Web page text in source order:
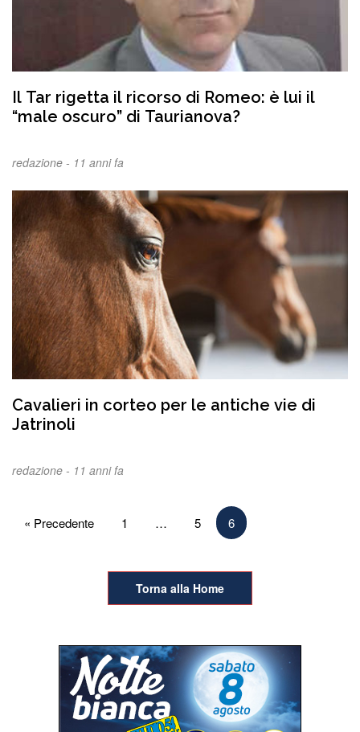
Il Tar rigetta il ricorso di Romeo: è lui il
“male oscuro” di Taurianova?
redazione - 11 anni fa
Cavalieri in corteo per le antiche vie di
Jatrinoli
redazione - 11 anni fa
Paginazione
« Precedente 1 … 5 6
Torna alla Home